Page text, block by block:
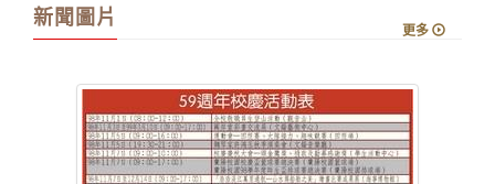
新聞圖片
更多